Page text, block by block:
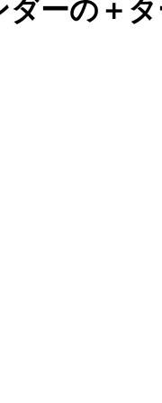
ーの＋